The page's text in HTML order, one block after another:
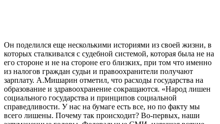
Он поделился еще несколькими историями из своей жизни, в
которых сталкивался с судебной системой, которая была не на
его стороне и не на стороне его близких, при том что именно
из налогов граждан судьи и правоохранители получают
зарплату. А.Мишарин отметил, что расходы государства на
образование и здравоохранение сокращаются. «Народ лишен
социального государства и принципов социальной
справедливости. У нас на бумаге есть все, но по факту мы
всего лишены. Почему так происходит? Во-первых, наши